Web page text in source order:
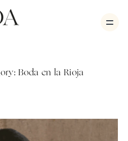
Vídeo
Boda en la Rioja